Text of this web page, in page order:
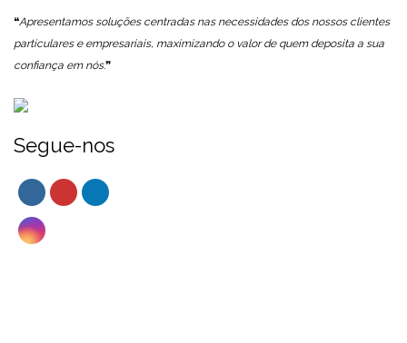
❝Apresentamos soluções centradas nas necessidades dos nossos clientes
particulares e empresariais, maximizando o valor de quem deposita a sua
confiança em nós.❞
Segue-nos